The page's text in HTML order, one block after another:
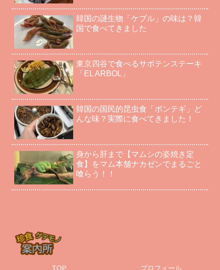
韓国の謎生物「ケブル」の味は？韓
国で食べてきました
東京四谷で食べるサボテンステーキ
「EL ARBOL」
韓国の国民的昆虫食「ポンテギ」ど
んな味？実際に食べてきました！
身から肝まで【マムシの姿焼き定
食】をマム本舗ナカゼンでまるごと
喰らう！！
TOP プロフィール